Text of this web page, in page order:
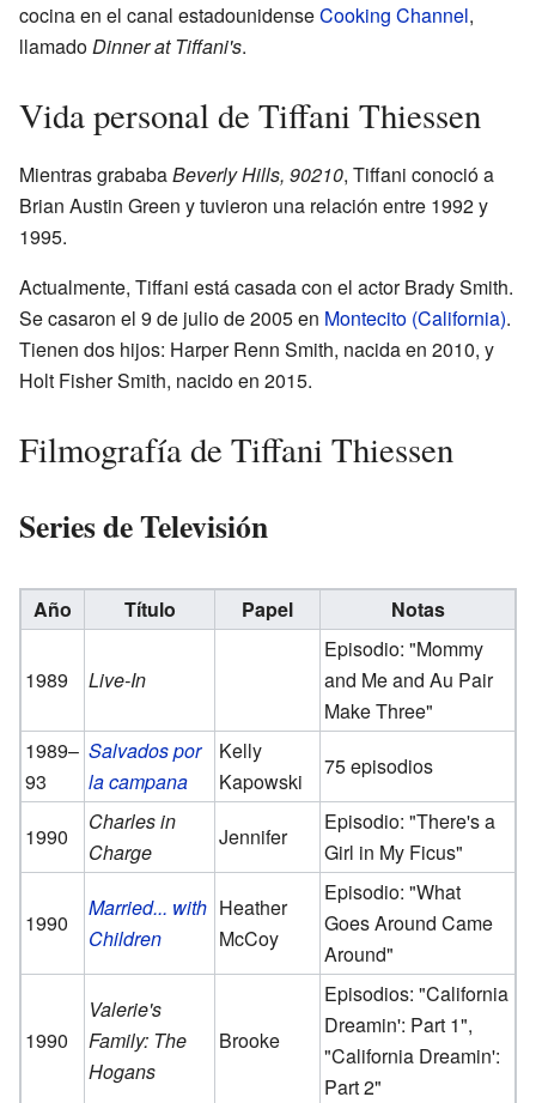
cocina en el canal estadounidenseCooking Channel,
llamadoDinner at Tiffani's.
Vida personal de Tiffani Thiessen
Mientras grababaBeverly Hills, 90210, Tiffani conoció a
Brian Austin Green y tuvieron una relación entre 1992 y
1995.
Actualmente, Tiffani está casada con el actor Brady Smith.
Se casaron el 9 de julio de 2005 en Montecito (California).
Tienen dos hijos: Harper Renn Smith, nacida en 2010, y
Holt Fisher Smith, nacido en 2015.
Filmografía de Tiffani Thiessen
Series de Televisión
Año Título Papel Notas
1989 Live-In
Episodio: "Mommy
and Me and Au Pair
Make Three"
1989–
93
Salvados por
la campana
Kelly
Kapowski
75 episodios
1990
Charles in
Charge
Jennifer
Episodio: "There's a
Girl in My Ficus"
1990
Married... with
Children
Heather
McCoy
Episodio: "What
Goes Around Came
Around"
1990
Valerie's
Family: The
Hogans
Brooke
Episodios: "California
Dreamin': Part 1",
"California Dreamin':
Part 2"